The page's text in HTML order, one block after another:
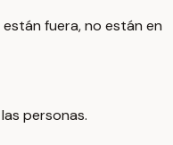
fuera, no están en
personas.